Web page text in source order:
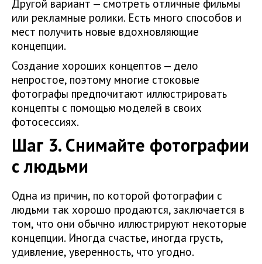
Другой вариант — смотреть отличные фильмы
или рекламные ролики. Есть много способов и
мест получить новые вдохновляющие
концепции.
Создание хороших концептов — дело
непростое, поэтому многие стоковые
фотографы предпочитают иллюстрировать
концепты с помощью моделей в своих
фотосессиях.
Шаг 3. Снимайте фотографии
с людьми
Одна из причин, по которой фотографии с
людьми так хорошо продаются, заключается в
том, что они обычно иллюстрируют некоторые
концепции. Иногда счастье, иногда грусть,
удивление, уверенность, что угодно.